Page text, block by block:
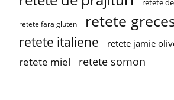
retete
retete fara gluten retete
retete italiene retete jamie
retete miel retete somon